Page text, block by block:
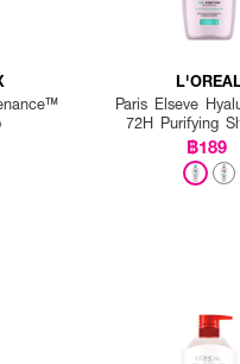
Paris Elseve
72H Purifying
฿189